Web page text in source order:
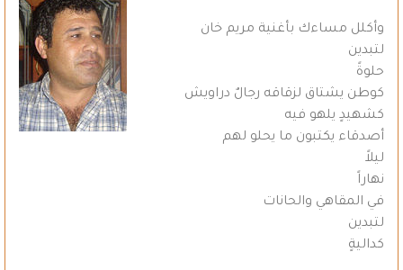
وأكلل مساءك بأغنية مريم خان
لتبدين
حلوةً
كوطن يشتاق لزقاقه رجالٌ دراويش
كشهيدٍ يلهو فيه
أصدقاء يكتبون ما يحلو لهم
ليلاً
نهاراً
في المقاهي والحانات
لتبدين
كداليةٍ